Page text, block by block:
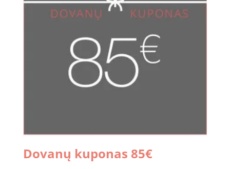
Dovanų kuponas 85€